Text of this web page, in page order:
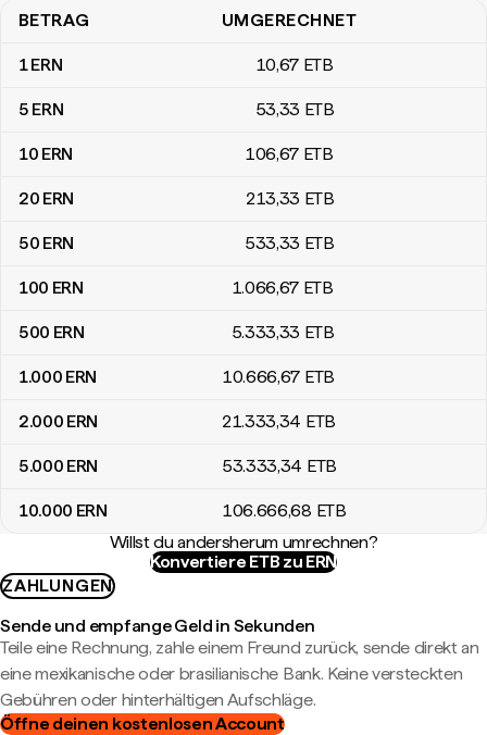
Umrechnungstabelle Eritreische Nakfa zu Äthiopische Birr
BETRAG UMGERECHNET
1ERN 10,67 ETB
5 ERN 53,33 ETB
10 ERN 106,67 ETB
20 ERN 213,33 ETB
50 ERN 533,33 ETB
100 ERN 1.066,67 ETB
500 ERN 5.333,33 ETB
1.000 ERN 10.666,67 ETB
2.000 ERN 21.333,34 ETB
5.000 ERN 53.333,34 ETB
10.000 ERN 106.666,68 ETB
Willst du andersherum umrechnen?
Konvertiere ETB zu ERN
ZAHLUNGEN
Sende und empfange Geld in Sekunden
Teile eine Rechnung, zahle einem Freund zurück, sende direkt an
eine mexikanische oder brasilianische Bank. Keine versteckten
Gebühren oder hinterhältigen Aufschläge.
Öffne deinen kostenlosen Account